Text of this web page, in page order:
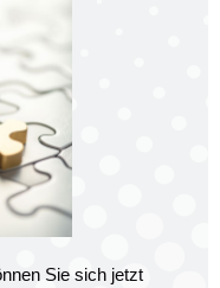
Sie sich jetzt